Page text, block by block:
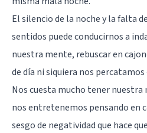
El silencio de la noche y la falta
sentidos puede conducirnos a
nuestra mente, rebuscar en
de día ni siquiera nos percatamos
Nos cuesta mucho tener
nos entretenemos pensando en
sesgo de negatividad que hace